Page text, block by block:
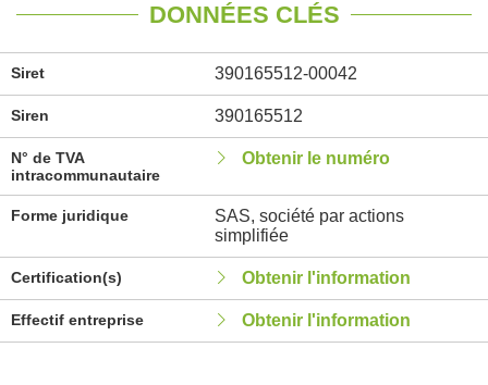
DONNÉES CLÉS
Siret 390165512-00042
Siren 390165512
N° de TVA
intracommunautaire
Obtenir le numéro
Forme juridique
SAS, société par actions
simplifiée
Certification(s) Obtenir l'information
Effectif entreprise Obtenir l'information